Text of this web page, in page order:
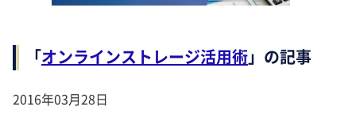
「オンラインストレージ活用術」の記事
2016年03月28日